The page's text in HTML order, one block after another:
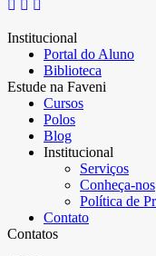
Institucional
Portal do Aluno
Biblioteca
Estude na Faveni
Cursos
Polos
Blog
Institucional
Serviços
Conheça-nos
Política de
Contato
Contatos